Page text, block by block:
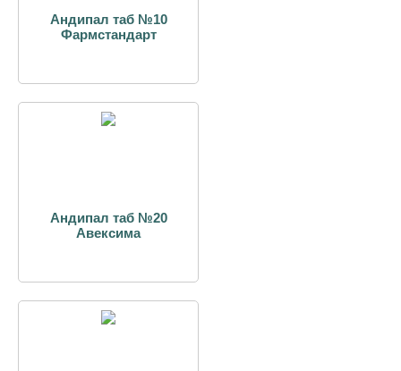
Андипал таб №10
Фармстандарт
Андипал таб №20
Авексима